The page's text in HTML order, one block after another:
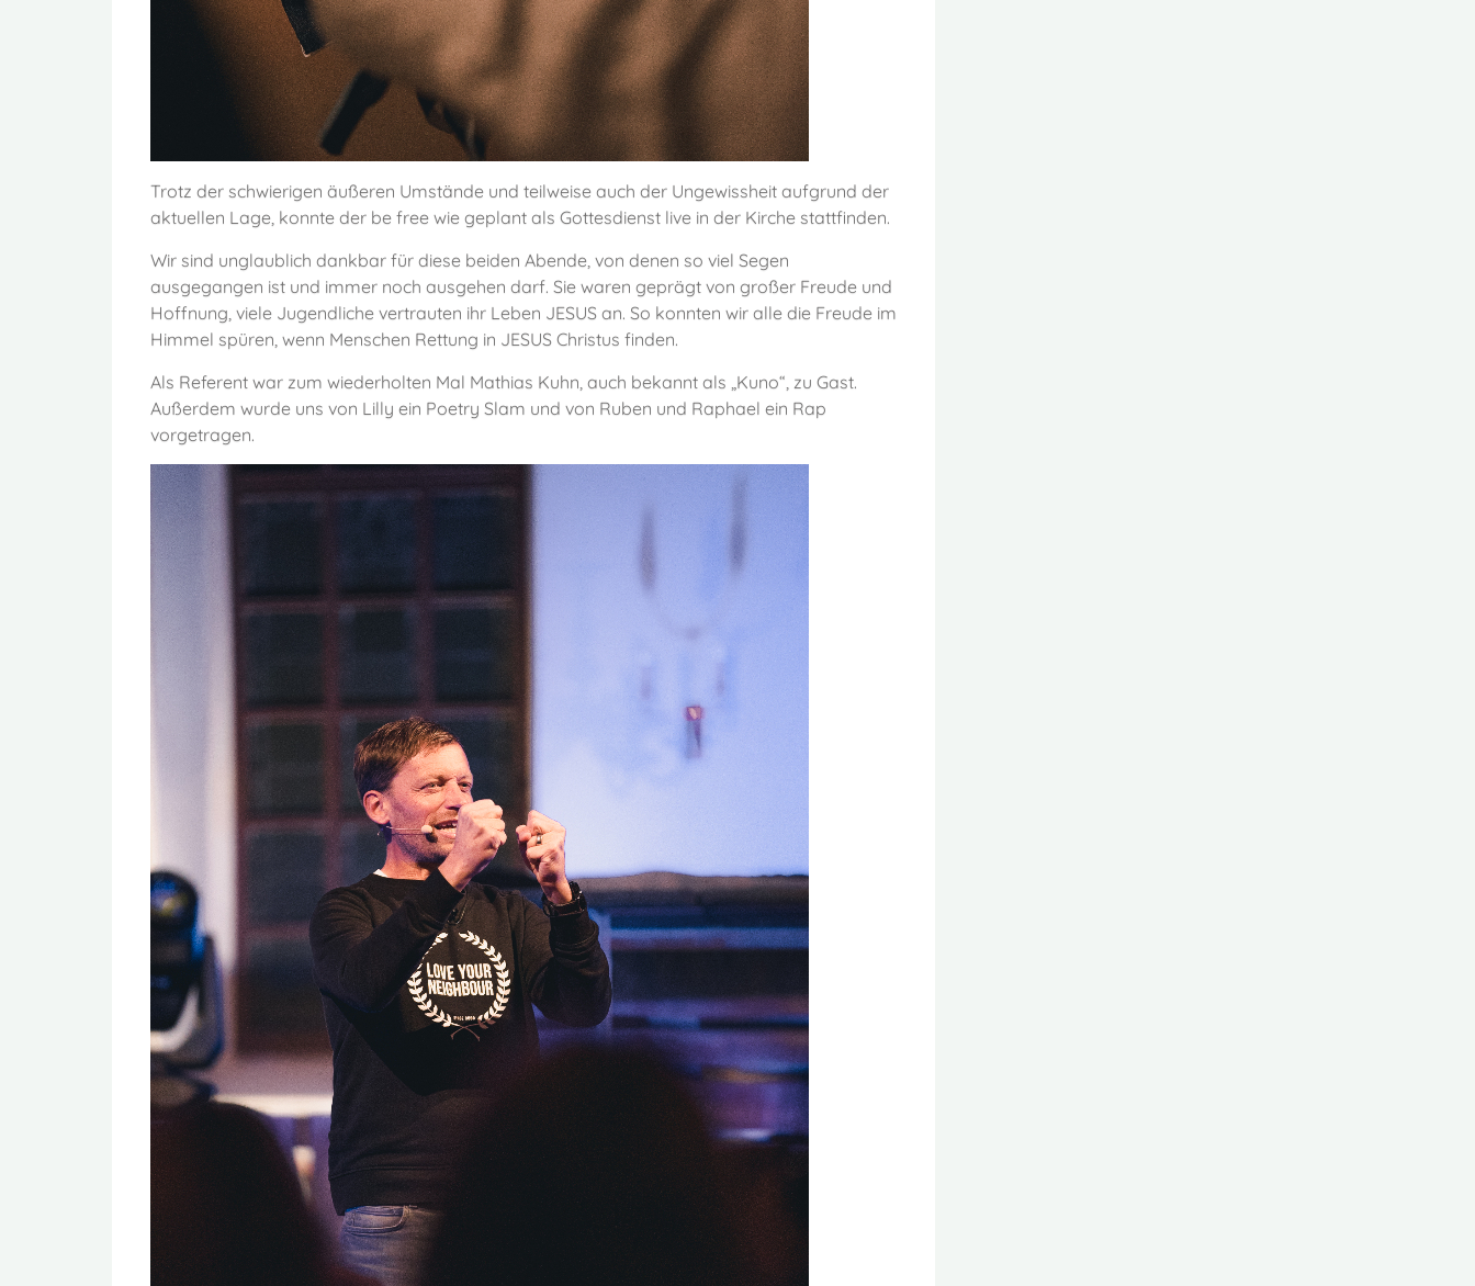
Trotz der schwierigen äußeren Umstände und teilweise auch der Ungewissheit aufgrund der
aktuellen Lage, konnte der be free wie geplant als Gottesdienst live in der Kirche stattfinden.
Wir sind unglaublich dankbar für diese beiden Abende, von denen so viel Segen
ausgegangen ist und immer noch ausgehen darf. Sie waren geprägt von großer Freude und
Hoffnung, viele Jugendliche vertrauten ihr Leben JESUS an. So konnten wir alle die Freude im
Himmel spüren, wenn Menschen Rettung in JESUS Christus finden.
Als Referent war zum wiederholten Mal Mathias Kuhn, auch bekannt als „Kuno“, zu Gast.
Außerdem wurde uns von Lilly ein Poetry Slam und von Ruben und Raphael ein Rap
vorgetragen.